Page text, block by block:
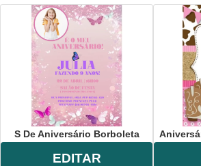
S De Aniversário Borboleta
EDITAR